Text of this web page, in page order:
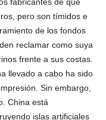
pero son tímidos e
de los fondos
reclamar como suya
frente a sus costas.
llevado a cabo ha sido
Sin embargo,
China está
islas artificiales